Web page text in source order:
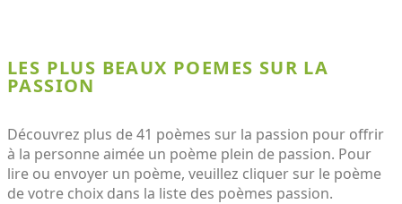
LES PLUS BEAUX POEMES SUR LA
PASSION
Découvrez plus de 41 poèmes sur la passion pour offrir
à la personne aimée un poème plein de passion. Pour
lire ou envoyer un poème, veuillez cliquer sur le poème
de votre choix dans la liste des poèmes passion.